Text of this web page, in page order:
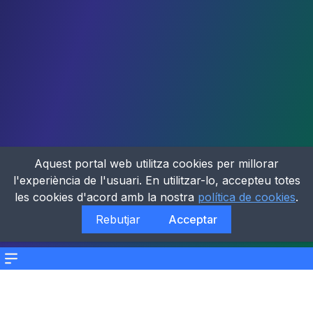
Menu
Aquest portal web utilitza cookies per millorar
l'experiència de l'usuari. En utilitzar-lo, accepteu totes
les cookies d'acord amb la nostra política de cookies.
Rebutjar
Acceptar